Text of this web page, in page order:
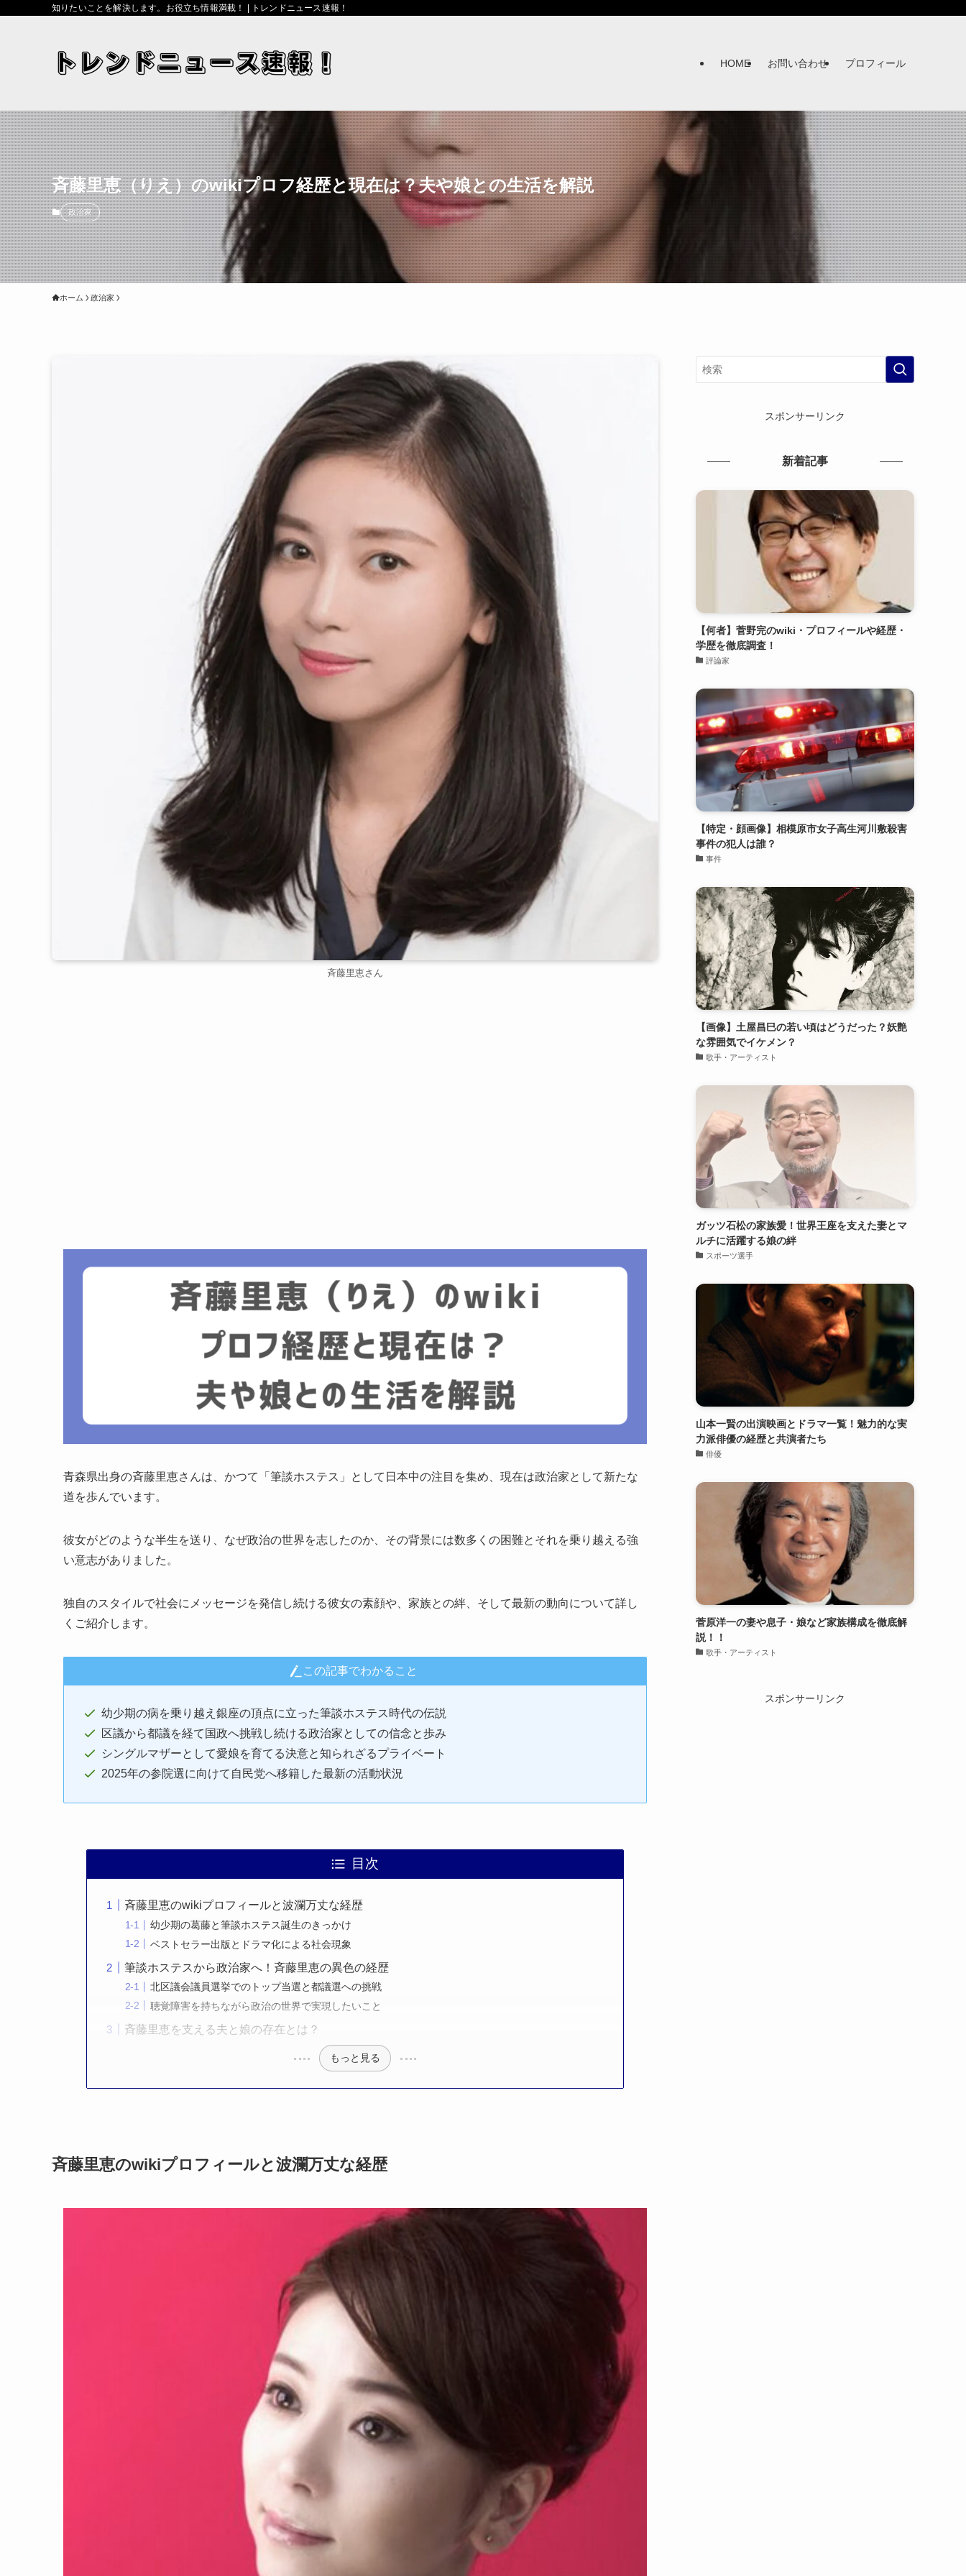
知りたいことを解決します。お役立ち情報満載！ | トレンドニュース速報！
HOME お問い合わせ プロフィール
斉藤里恵（りえ）のwikiプロフ経歴と現在は？夫や娘との生活を解説
政治家
ホーム 政治家
斉藤里恵さん
青森県出身の斉藤里恵さんは、かつて「筆談ホステス」として日本中の注目を集め、現在は政治家として新たな
道を歩んでいます。
彼女がどのような半生を送り、なぜ政治の世界を志したのか、その背景には数多くの困難とそれを乗り越える強
い意志がありました。
独自のスタイルで社会にメッセージを発信し続ける彼女の素顔や、家族との絆、そして最新の動向について詳し
くご紹介します。
この記事でわかること
幼少期の病を乗り越え銀座の頂点に立った筆談ホステス時代の伝説
区議から都議を経て国政へ挑戦し続ける政治家としての信念と歩み
シングルマザーとして愛娘を育てる決意と知られざるプライベート
2025年の参院選に向けて自民党へ移籍した最新の活動状況
目次
斉藤里恵のwikiプロフィールと波瀾万丈な経歴
幼少期の葛藤と筆談ホステス誕生のきっかけ
ベストセラー出版とドラマ化による社会現象
筆談ホステスから政治家へ！斉藤里恵の異色の経歴
北区議会議員選挙でのトップ当選と都議選への挑戦
聴覚障害を持ちながら政治の世界で実現したいこと
斉藤里恵を支える夫と娘の存在とは？
もっと見る
斉藤里恵のwikiプロフィールと波瀾万丈な経歴
スポンサーリンク
新着記事
【何者】菅野完のwiki・プロフィールや経歴・
学歴を徹底調査！
評論家
【特定・顔画像】相模原市女子高生河川敷殺害
事件の犯人は誰？
事件
【画像】土屋昌巳の若い頃はどうだった？妖艶
な雰囲気でイケメン？
歌手・アーティスト
ガッツ石松の家族愛！世界王座を支えた妻とマ
ルチに活躍する娘の絆
スポーツ選手
山本一賢の出演映画とドラマ一覧！魅力的な実
力派俳優の経歴と共演者たち
俳優
菅原洋一の妻や息子・娘など家族構成を徹底解
説！！
歌手・アーティスト
スポンサーリンク